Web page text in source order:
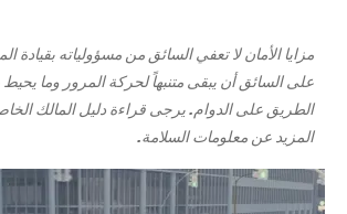
مزايا الأمان لا تعفي السائق من مسؤولياته بقيادة
على السائق أن يبقى متنبهاً لحركة المرور وما يحيط
الطريق على الدوام. يرجى قراءة دليل المالك
المزيد عن معلومات السلامة.